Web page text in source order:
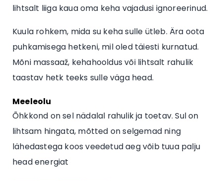
lihtsalt liiga kaua oma keha vajadusi ignoreerinud.
Kuula rohkem, mida su keha sulle ütleb. Ära oota
puhkamisega hetkeni, mil oled täiesti kurnatud.
Mõni massaaž, kehahooldus või lihtsalt rahulik
taastav hetk teeks sulle väga head.
Meeleolu
Õhkkond on sel nädalal rahulik ja toetav. Sul on
lihtsam hingata, mõtted on selgemad ning
lähedastega koos veedetud aeg võib tuua palju
head energiat